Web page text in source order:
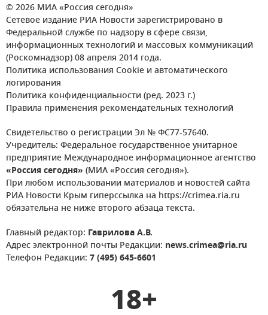
© 2026 МИА «Россия сегодня»
Сетевое издание РИА Новости зарегистрировано в
Федеральной службе по надзору в сфере связи,
информационных технологий и массовых коммуникаций
(Роскомнадзор) 08 апреля 2014 года.
Политика использования Cookie и автоматического
логирования
Политика конфиденциальности (ред. 2023 г.)
Правила применения рекомендательных технологий
Свидетельство о регистрации Эл № ФС77-57640.
Учредитель: Федеральное государственное унитарное
предприятие Международное информационное агентство
«Россия сегодня» (МИА «Россия сегодня»).
При любом использовании материалов и новостей сайта
РИА Новости Крым гиперссылка на https://crimea.ria.ru
обязательна не ниже второго абзаца текста.
Главный редактор: Гаврилова А.В.
Адрес электронной почты Редакции: news.crimea@ria.ru
Телефон Редакции: 7 (495) 645-6601
18+